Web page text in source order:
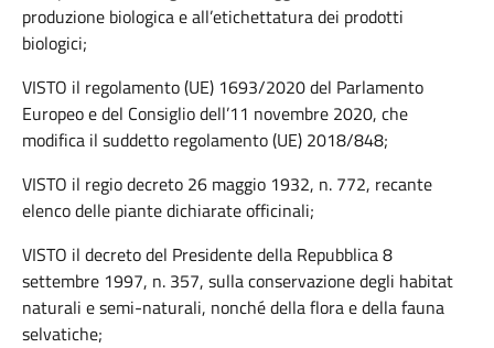
produzione biologica e all’etichettatura dei prodotti
biologici;
VISTO il regolamento (UE) 1693/2020 del Parlamento
Europeo e del Consiglio dell’11 novembre 2020, che
modifica il suddetto regolamento (UE) 2018/848;
VISTO il regio decreto 26 maggio 1932, n. 772, recante
elenco delle piante dichiarate officinali;
VISTO il decreto del Presidente della Repubblica 8
settembre 1997, n. 357, sulla conservazione degli habitat
naturali e semi-naturali, nonché della flora e della fauna
selvatiche;